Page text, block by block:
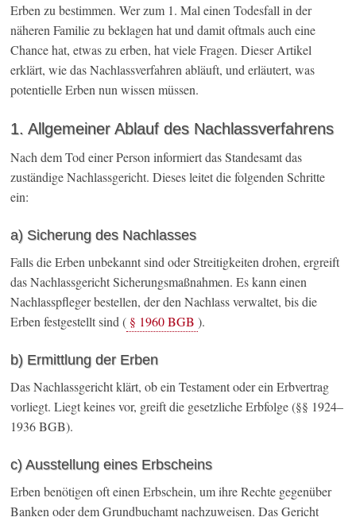
Erben zu bestimmen. Wer zum 1. Mal einen Todesfall in der
näheren Familie zu beklagen hat und damit oftmals auch eine
Chance hat, etwas zu erben, hat viele Fragen. Dieser Artikel
erklärt, wie das Nachlassverfahren abläuft, und erläutert, was
potentielle Erben nun wissen müssen.
1. Allgemeiner Ablauf des Nachlassverfahrens
Nach dem Tod einer Person informiert das Standesamt das
zuständige Nachlassgericht. Dieses leitet die folgenden Schritte
ein:
a) Sicherung des Nachlasses
Falls die Erben unbekannt sind oder Streitigkeiten drohen, ergreift
das Nachlassgericht Sicherungsmaßnahmen. Es kann einen
Nachlasspfleger bestellen, der den Nachlass verwaltet, bis die
Erben festgestellt sind ( § 1960 BGB ).
b) Ermittlung der Erben
Das Nachlassgericht klärt, ob ein Testament oder ein Erbvertrag
vorliegt. Liegt keines vor, greift die gesetzliche Erbfolge (§§ 1924–
1936 BGB).
c) Ausstellung eines Erbscheins
Erben benötigen oft einen Erbschein, um ihre Rechte gegenüber
Banken oder dem Grundbuchamt nachzuweisen. Das Gericht